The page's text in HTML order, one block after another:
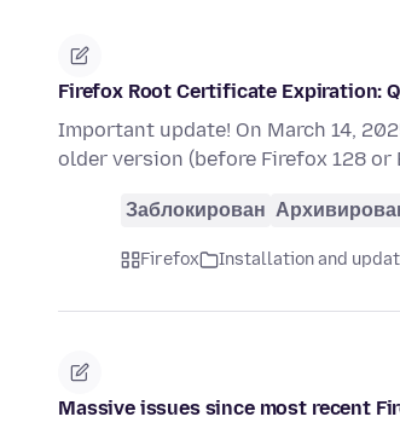
Firefox Root Certificate Expiration:
Important update! On March 14,
older version (before Firefox 128 or
Заблокирован
Firefox Installation and
Massive issues since most recent